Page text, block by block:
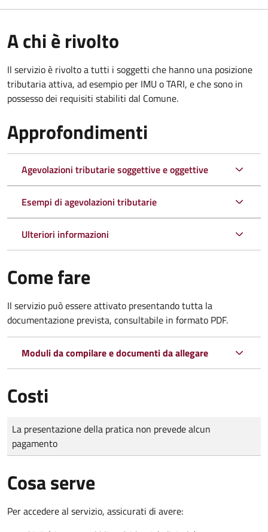
A chi è rivolto
Il servizio è rivolto a tutti i soggetti che hanno una posizione
tributaria attiva, ad esempio per IMU o TARI, e che sono in
possesso dei requisiti stabiliti dal Comune.
Approfondimenti
Agevolazioni tributarie soggettive e oggettive
Esempi di agevolazioni tributarie
Ulteriori informazioni
Come fare
Il servizio può essere attivato presentando tutta la
documentazione prevista, consultabile in formato PDF.
Moduli da compilare e documenti da allegare
Costi
Tipo di pagamento
Importo
La presentazione della pratica non prevede alcun
pagamento
Cosa serve
Per accedere al servizio, assicurati di avere: